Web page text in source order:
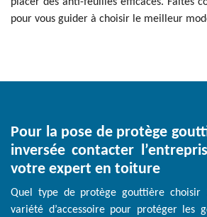
placer des anti-feuilles efficaces. Faites
pour vous guider à choisir le meilleur
Pour la pose de protège
inversée contacter
votre expert en toiture
Quel type de protège gouttière
variété d’accessoire pour protéger les